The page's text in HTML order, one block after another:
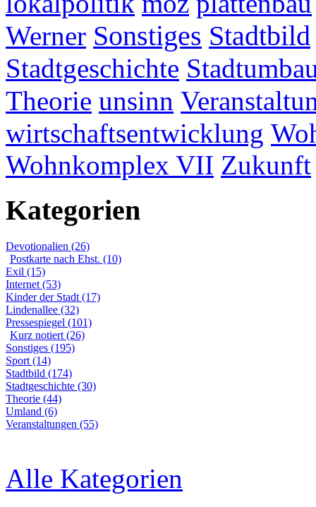
Werner Sonstiges Stadtbild
Stadtgeschichte
Theorie unsinn
wirtschaftsentwicklung
Wohnkomplex VII Zukunft
Kategorien
Devotionalien (26)
Postkarte nach Ehst. (10)
Exil (15)
Internet (53)
Kinder der Stadt (17)
Lindenallee (32)
Pressespiegel (101)
Kurz notiert (26)
Sonstiges (195)
Sport (14)
Stadtbild (174)
Stadtgeschichte (30)
Theorie (44)
Umland (6)
Veranstaltungen (55)
Alle Kategorien